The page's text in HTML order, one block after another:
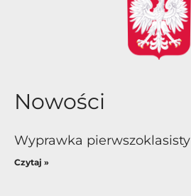
Nowości
Wyprawka pierwszoklasisty
Czytaj »